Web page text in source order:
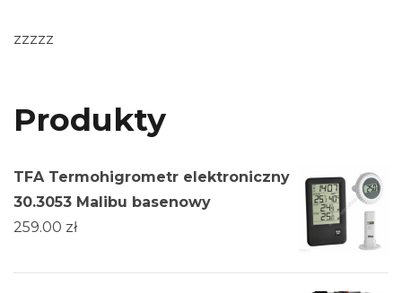
zzzzz
Produkty
TFA Termohigrometr elektroniczny
30.3053 Malibu basenowy
259.00 zł